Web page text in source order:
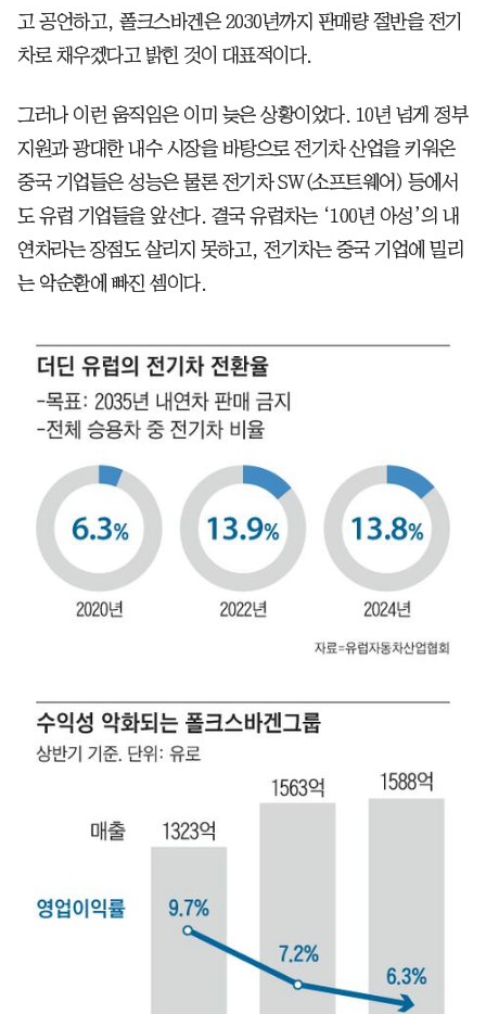
고 공언하고, 폴크스바겐은 2030년까지 판매량 절반을 전기
차로 채우겠다고 밝힌 것이 대표적이다.
그러나 이런 움직임은 이미 늦은 상황이었다. 10년 넘게 정부
지원과 광대한 내수 시장을 바탕으로 전기차 산업을 키워온
중국 기업들은 성능은 물론 전기차 SW(소프트웨어) 등에서
도 유럽 기업들을 앞선다. 결국 유럽차는 ‘100년 아성’의 내
연차라는 장점도 살리지 못하고, 전기차는 중국 기업에 밀리
는 악순환에 빠진 셈이다.